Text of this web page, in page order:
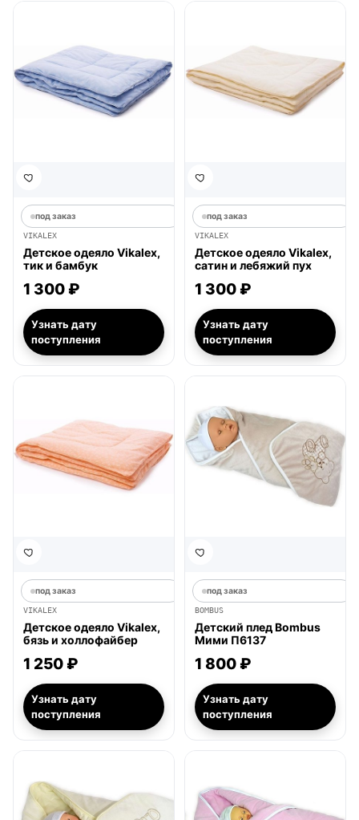
под заказ
VIKALEX
Детское одеяло Vikalex,
тик и бамбук
1 300 ₽
Узнать дату
поступления
под заказ
VIKALEX
Детское одеяло Vikalex,
сатин и лебяжий пух
1 300 ₽
Узнать дату
поступления
под заказ
VIKALEX
Детское одеяло Vikalex,
бязь и холлофайбер
1 250 ₽
Узнать дату
поступления
под заказ
BOMBUS
Детский плед Bombus
Мими П6137
1 800 ₽
Узнать дату
поступления